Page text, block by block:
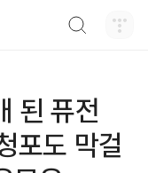
된 퓨전
포도 막걸